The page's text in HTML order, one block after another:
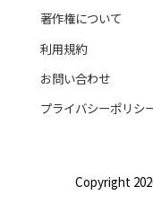
著作権について
利用規約
お問い合わせ
プライバシーポリシ
Copyright